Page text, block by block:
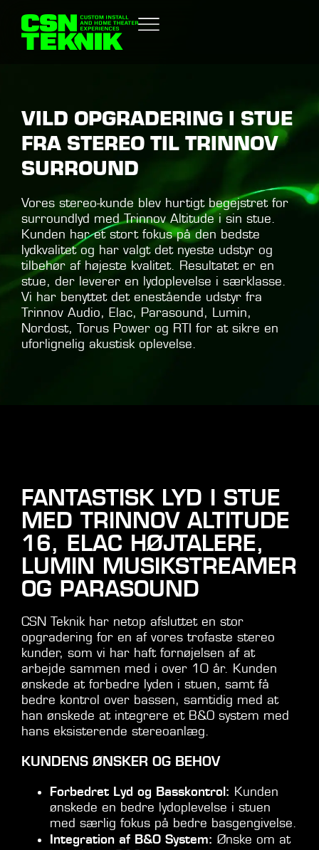
VILD OPGRADERING I STUE
FRA STEREO TIL TRINNOV
SURROUND
Vores stereo-kunde blev hurtigt begejstret for
surroundlyd med Trinnov Altitude i sin stue.
Kunden har et stort fokus på den bedste
lydkvalitet og har valgt det nyeste udstyr og
tilbehør af højeste kvalitet. Resultatet er en
stue, der leverer en lydoplevelse i særklasse.
Vi har benyttet det enestående udstyr fra
Trinnov Audio, Elac, Parasound, Lumin,
Nordost, Torus Power og RTI for at sikre en
uforlignelig akustisk oplevelse.
FANTASTISK LYD I STUE
MED TRINNOV ALTITUDE
16, ELAC HØJTALERE,
LUMIN MUSIKSTREAMER
OG PARASOUND
CSN Teknik har netop afsluttet en stor
opgradering for en af vores trofaste stereo
kunder, som vi har haft fornøjelsen af at
arbejde sammen med i over 10 år. Kunden
ønskede at forbedre lyden i stuen, samt få
bedre kontrol over bassen, samtidig med at
han ønskede at integrere et B&O system med
hans eksisterende stereoanlæg.
KUNDENS ØNSKER OG BEHOV
Forbedret Lyd og Basskontrol: Kunden
ønskede en bedre lydoplevelse i stuen
med særlig fokus på bedre basgengivelse.
Integration af B&O System: Ønske om at